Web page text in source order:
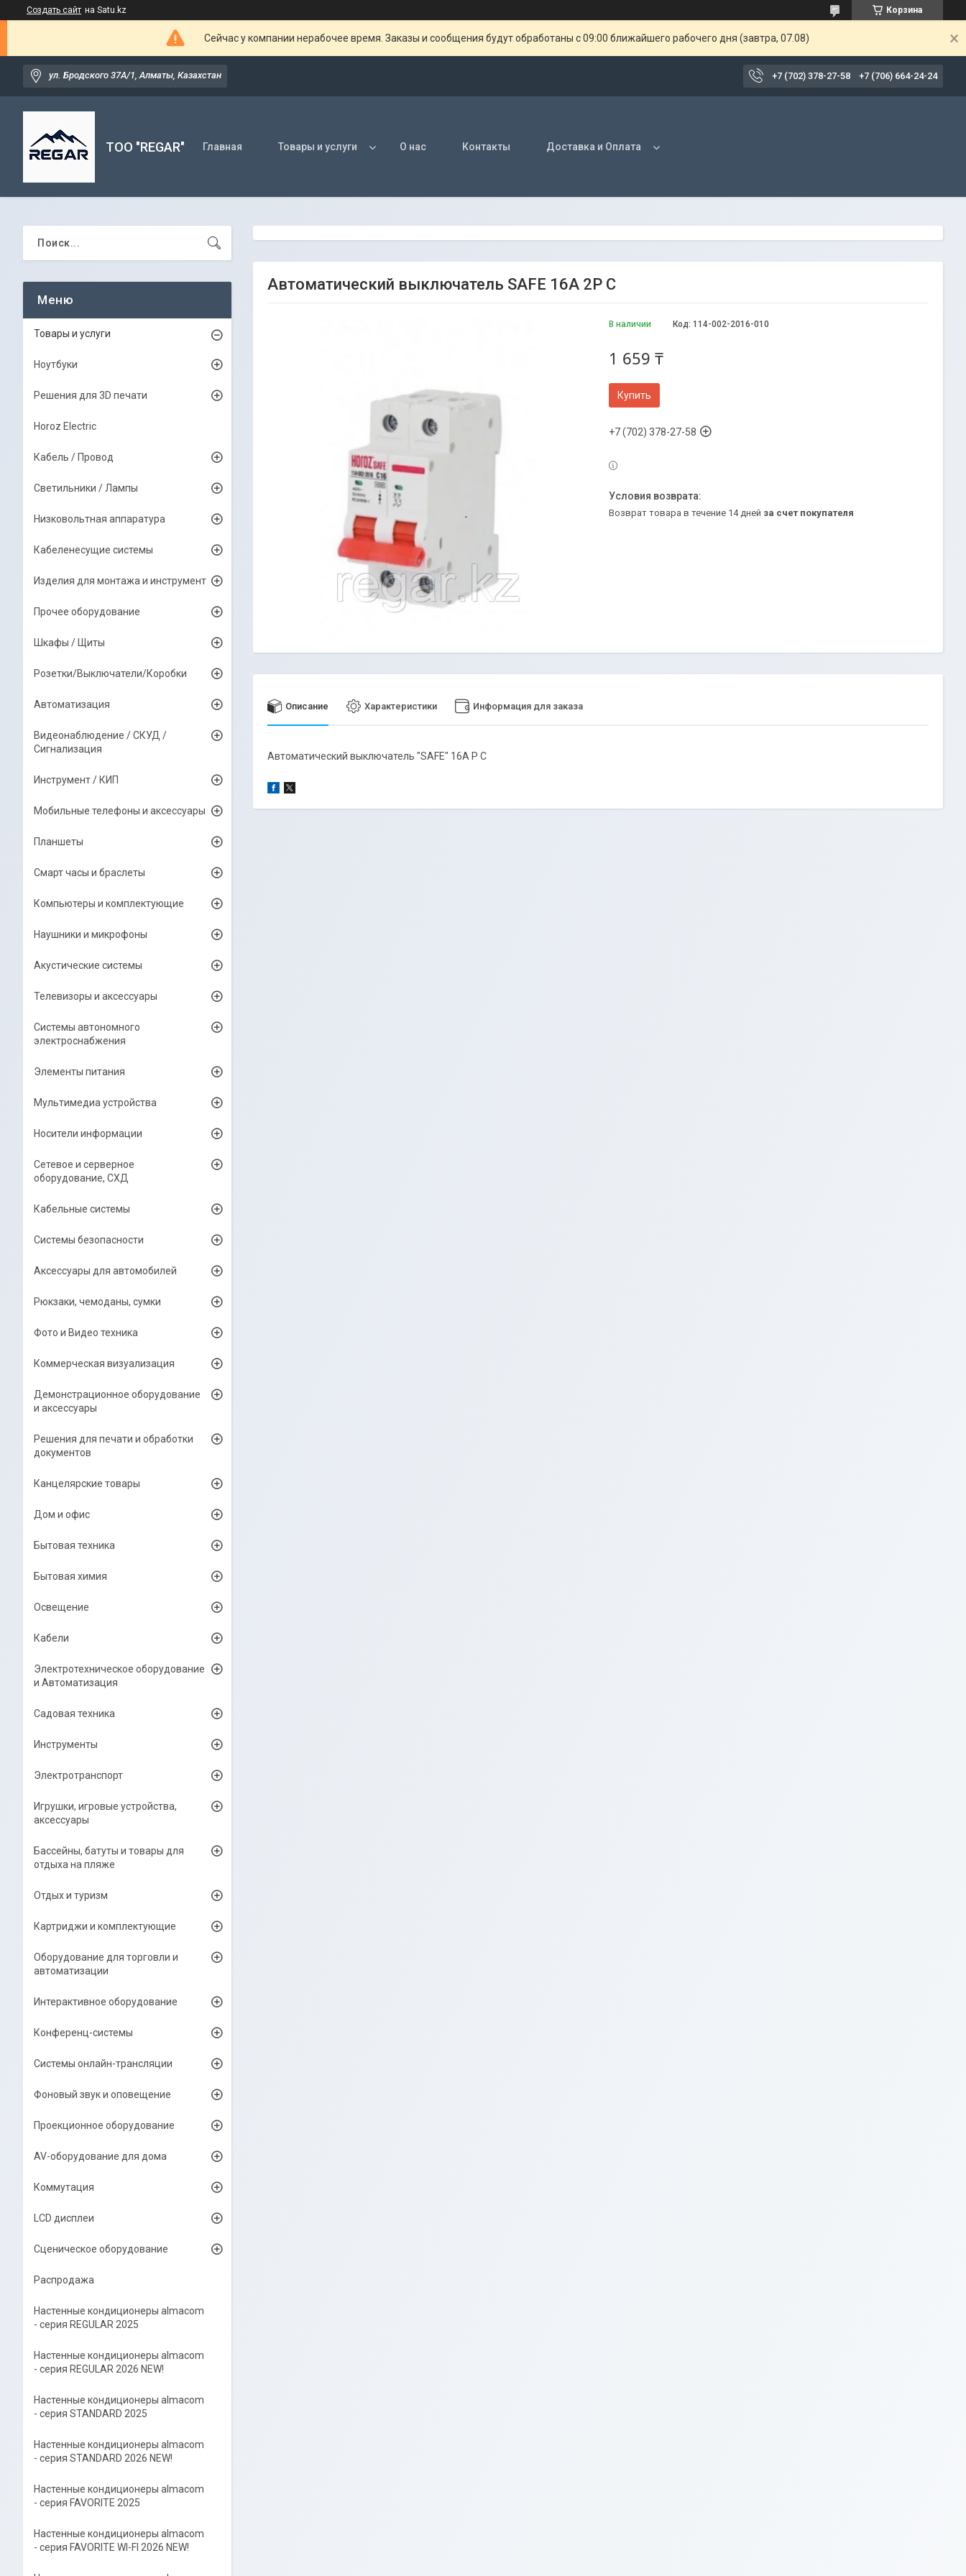
Создать сайт на Satu.kz Корзина
Сейчас у компании нерабочее время. Заказы и сообщения будут обработаны с 09:00 ближайшего рабочего дня (завтра, 07.08)
ул. Бродского 37А/1, Алматы, Казахстан +7 (702) 378-27-58 +7 (706) 664-24-24
TOO "REGAR" Главная Товары и услуги О нас Контакты Доставка и Оплата
Автоматический выключатель SAFE 16А 2P C
В наличии Код: 114-002-2016-010
1 659 ₸
Купить
+7 (702) 378-27-58
возврат товара в течение 14 дней за счет покупателя
Описание Характеристики Информация для заказа
Автоматический выключатель "SAFE" 16А P C
Товары и услуги
Ноутбуки
Решения для 3D печати
Horoz Electric
Кабель / Провод
Светильники / Лампы
Низковольтная аппаратура
Кабеленесущие системы
Изделия для монтажа и инструмент
Прочее оборудование
Шкафы / Щиты
Розетки/Выключатели/Коробки
Автоматизация
Видеонаблюдение / СКУД /
Сигнализация
Инструмент / КИП
Мобильные телефоны и аксессуары
Планшеты
Смарт часы и браслеты
Компьютеры и комплектующие
Наушники и микрофоны
Акустические системы
Телевизоры и аксессуары
Системы автономного
электроснабжения
Элементы питания
Мультимедиа устройства
Носители информации
Сетевое и серверное
оборудование, СХД
Кабельные системы
Системы безопасности
Аксессуары для автомобилей
Рюкзаки, чемоданы, сумки
Фото и Видео техника
Коммерческая визуализация
Демонстрационное оборудование
и аксессуары
Решения для печати и обработки
документов
Канцелярские товары
Дом и офис
Бытовая техника
Бытовая химия
Освещение
Кабели
Электротехническое оборудование
и Автоматизация
Садовая техника
Инструменты
Электротранспорт
Игрушки, игровые устройства,
аксессуары
Бассейны, батуты и товары для
отдыха на пляже
Отдых и туризм
Картриджи и комплектующие
Оборудование для торговли и
автоматизации
Интерактивное оборудование
Конференц-системы
Системы онлайн-трансляции
Фоновый звук и оповещение
Проекционное оборудование
AV-оборудование для дома
Коммутация
LCD дисплеи
Сценическое оборудование
Распродажа
Настенные кондиционеры almacom
- серия REGULAR 2025
Настенные кондиционеры almacom
- серия REGULAR 2026 NEW!
Настенные кондиционеры almacom
- серия STANDARD 2025
Настенные кондиционеры almacom
- серия STANDARD 2026 NEW!
Настенные кондиционеры almacom
- серия FAVORITE 2025
Настенные кондиционеры almacom
- серия FAVORITE WI-FI 2026 NEW!